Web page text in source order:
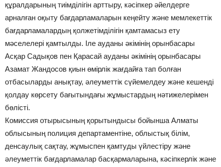
құралдарының тиімділігін арттыру, кәсіпкер әйелдерге
арналған оқыту бағдарламаларын кеңейту және мемлекеттік
бағдарламалардың қолжетімділігін қамтамасыз ету
мәселелері қамтылды. Іле ауданы әкімінің орынбасары
Асқар Садықов пен Қарасай ауданы әкімінің орынбасары
Азамат Жандосов қиын өмірлік жағдайға тап болған
отбасыларды анықтау, әлеуметтік сүйемелдеу және кешенді
қолдау көрсету бағытындағы жұмыстардың нәтижелерімен
бөлісті.
Комиссия отырысының қорытындысы бойынша Алматы
облысының полиция департаментіне, облыстық білім,
денсаулық сақтау, жұмыспен қамтуды үйлестіру және
әлеуметтік бағдарламалар басқармаларына, кәсіпкерлік және